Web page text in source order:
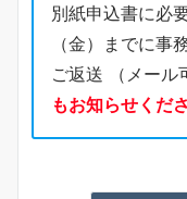
別紙申込書に必
（金）までに事
ご返送 （メール
もお知らせくだ